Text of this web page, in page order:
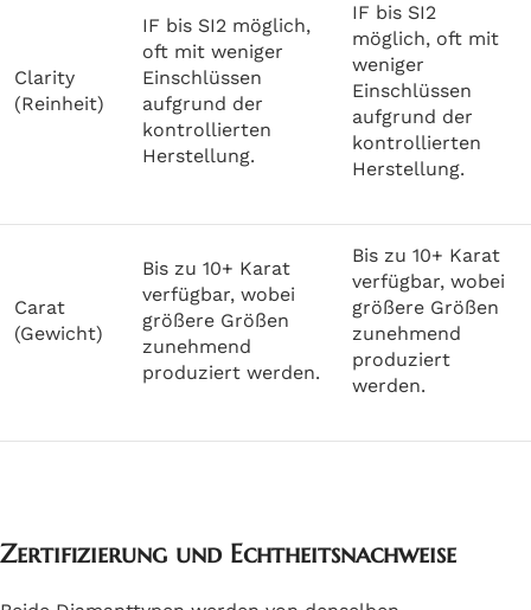
Clarity
(Reinheit)
IF bis SI2 möglich,
oft mit weniger
Einschlüssen
aufgrund der
kontrollierten
Herstellung.
IF bis SI2
möglich, oft mit
weniger
Einschlüssen
aufgrund der
kontrollierten
Herstellung.
Carat
(Gewicht)
Bis zu 10+ Karat
verfügbar, wobei
größere Größen
zunehmend
produziert werden.
Bis zu 10+ Karat
verfügbar, wobei
größere Größen
zunehmend
produziert
werden.
Zertifizierung und Echtheitsnachweise